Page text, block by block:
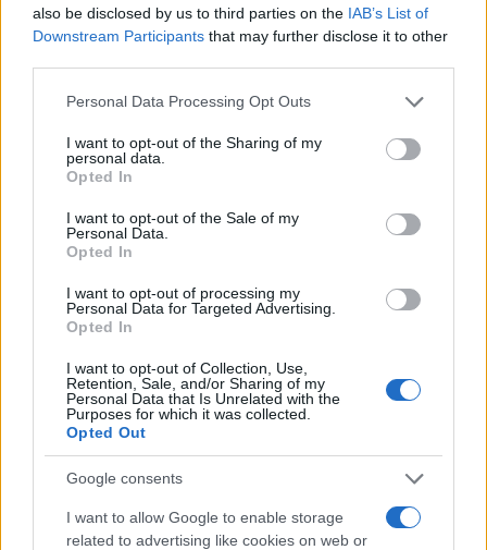
also be disclosed by us to third parties on the IAB’s List of
Downstream Participants that may further disclose it to other
Please note that this website/app uses one or more Google
not limited to your visit or usage behaviour. You may click to
grant or deny consent to Google and its third-party tags to
use your data for below specified purposes in below Google
consent section.
Personal Data Processing Opt Outs
I want to opt-out of the Sharing of my
personal data.
Opted In
I want to opt-out of the Sale of my
Personal Data.
Opted In
I want to opt-out of processing my
Personal Data for Targeted Advertising.
Opted In
I want to opt-out of Collection, Use,
Retention, Sale, and/or Sharing of my
Personal Data that Is Unrelated with the
Purposes for which it was collected.
Opted Out
Google consents
I want to allow Google to enable storage
related to advertising like cookies on web or
Continua a leggere
SCI ALPINO